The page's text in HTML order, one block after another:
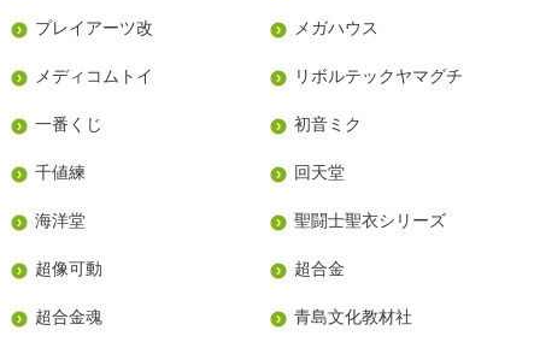
プレイアーツ改 メガハウス
メディコムトイ リボルテックヤマグチ
一番くじ 初音ミク
千値練 回天堂
海洋堂 聖闘士聖衣シリーズ
超像可動 超合金
超合金魂 青島文化教材社